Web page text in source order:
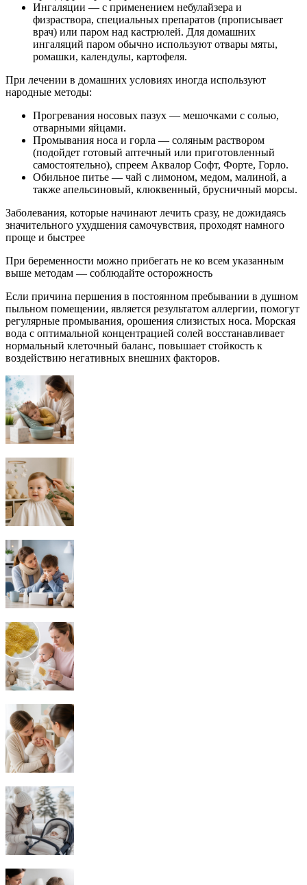
Ингаляции — с применением небулайзера и
физраствора, специальных препаратов (прописывает
врач) или паром над кастрюлей. Для домашних
ингаляций паром обычно используют отвары мяты,
ромашки, календулы, картофеля.
При лечении в домашних условиях иногда используют
народные методы:
Прогревания носовых пазух — мешочками с солью,
отварными яйцами.
Промывания носа и горла — соляным раствором
(подойдет готовый аптечный или приготовленный
самостоятельно), спреем Аквалор Софт, Форте, Горло.
Обильное питье — чай с лимоном, медом, малиной, а
также апельсиновый, клюквенный, брусничный морсы.
Заболевания, которые начинают лечить сразу, не дожидаясь
значительного ухудшения самочувствия, проходят намного
проще и быстрее
При беременности можно прибегать не ко всем указанным
выше методам — соблюдайте осторожность
Если причина першения в постоянном пребывании в душном
пыльном помещении, является результатом аллергии, помогут
регулярные промывания, орошения слизистых носа. Морская
вода с оптимальной концентрацией солей восстанавливает
нормальный клеточный баланс, повышает стойкость к
воздействию негативных внешних факторов.